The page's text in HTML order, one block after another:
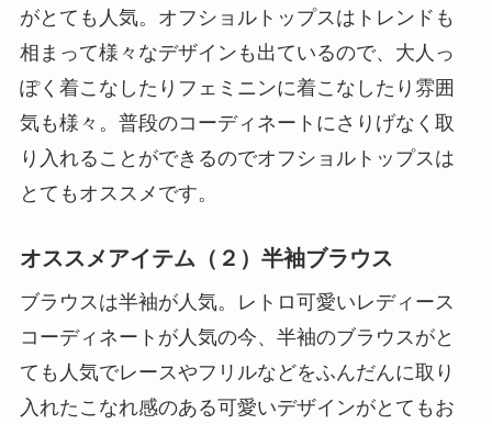
がとても人気。オフショルトップスはトレンドも
相まって様々なデザインも出ているので、大人っ
ぽく着こなしたりフェミニンに着こなしたり雰囲
気も様々。普段のコーディネートにさりげなく取
り入れることができるのでオフショルトップスは
とてもオススメです。
オススメアイテム（２）半袖ブラウス
ブラウスは半袖が人気。レトロ可愛いレディース
コーディネートが人気の今、半袖のブラウスがと
ても人気でレースやフリルなどをふんだんに取り
入れたこなれ感のある可愛いデザインがとてもお